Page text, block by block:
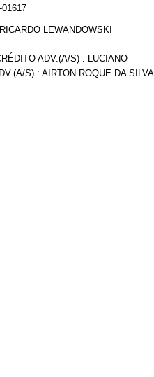
LEWANDOWSKI
ADV.(A/S) : LUCIANO
S) : AIRTON ROQUE DA SILVA